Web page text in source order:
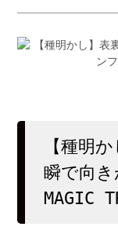
【種明
瞬で向き
MAGIC